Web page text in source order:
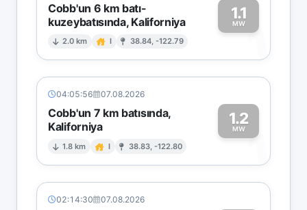
Cobb'un 6 km batı-
kuzeybatısında, Kaliforniya
2.0 km I 38.84, -122.79
1.1
MW1
04:05:56 07.08.2026
Cobb'un 7 km batısında,
Kaliforniya
1.8 km I 38.83, -122.80
1.2
MW1
02:14:30 07.08.2026